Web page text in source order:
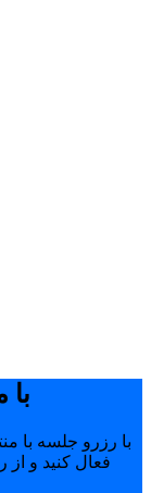
با
با رزرو جلسه با
فعال کنید و از